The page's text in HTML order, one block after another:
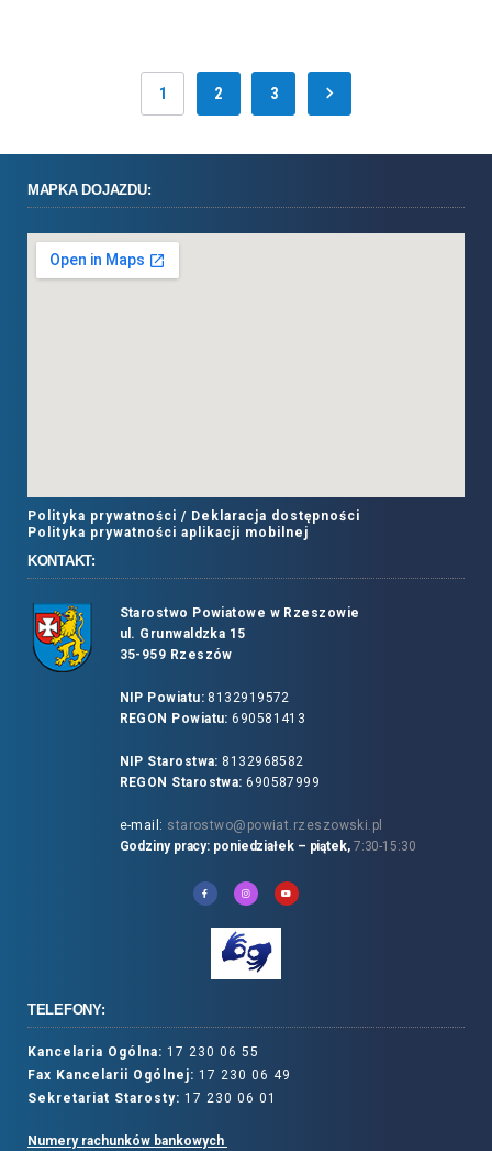
1 2 3
MAPKA DOJAZDU:
Polityka prywatności / Deklaracja dostępności
Polityka prywatności aplikacji mobilnej
KONTAKT:
Starostwo Powiatowe w Rzeszowie
ul. Grunwaldzka 15
35-959 Rzeszów
NIP Powiatu:8132919572
REGON Powiatu: 690581413
NIP Starostwa: 8132968582
REGON Starostwa: 690587999
e-mail: starostwo@powiat.rzeszowski.pl
Godziny pracy: poniedziałek – piątek, 7:30-15:30
TELEFONY:
Kancelaria Ogólna: 17 230 06 55
Fax Kancelarii Ogólnej: 17 230 06 49
Sekretariat Starosty: 17 230 06 01
Numery rachunków bankowych